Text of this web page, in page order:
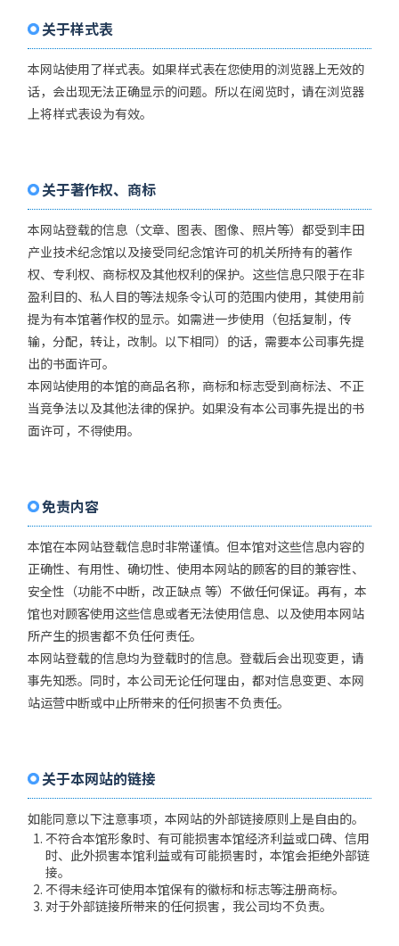
关于样式表
本网站使用了样式表。如果样式表在您使用的浏览器上无效的
话，会出现无法正确显示的问题。所以在阅览时，请在浏览器
上将样式表设为有效。
关于著作权、商标
本网站登载的信息（文章、图表、图像、照片等）都受到丰田
产业技术纪念馆以及接受同纪念馆许可的机关所持有的著作
权、专利权、商标权及其他权利的保护。这些信息只限于在非
盈利目的、私人目的等法规条令认可的范围内使用，其使用前
提为有本馆著作权的显示。如需进一步使用（包括复制，传
输，分配，转让，改制。以下相同）的话，需要本公司事先提
出的书面许可。
本网站使用的本馆的商品名称，商标和标志受到商标法、不正
当竞争法以及其他法律的保护。如果没有本公司事先提出的书
面许可，不得使用。
免责内容
本馆在本网站登载信息时非常谨慎。但本馆对这些信息内容的
正确性、有用性、确切性、使用本网站的顾客的目的兼容性、
安全性（功能不中断，改正缺点 等）不做任何保证。再有，本
馆也对顾客使用这些信息或者无法使用信息、以及使用本网站
所产生的损害都不负任何责任。
本网站登载的信息均为登载时的信息。登载后会出现变更，请
事先知悉。同时，本公司无论任何理由，都对信息变更、本网
站运营中断或中止所带来的任何损害不负责任。
关于本网站的链接
如能同意以下注意事项，本网站的外部链接原则上是自由的。
不符合本馆形象时、有可能损害本馆经济利益或口碑、信用
时、此外损害本馆利益或有可能损害时，本馆会拒绝外部链
接。
不得未经许可使用本馆保有的徽标和标志等注册商标。
对于外部链接所带来的任何损害，我公司均不负责。